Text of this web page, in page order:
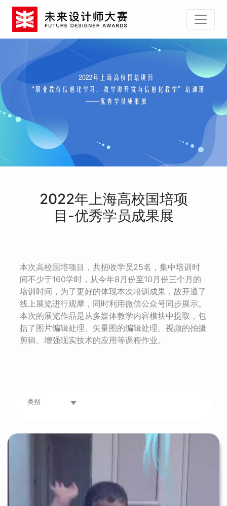
2022年上海高校国培项
目-优秀学员成果展
本次高校国培项目，共招收学员25名，集中培训时
间不少于160学时，从今年8月份至10月份三个月的
培训时间，为了更好的体现本次培训成果，故开通了
线上展览进行观摩，同时利用微信公众号同步展示。
本次的展览作品是从多媒体教学内容模块中提取，包
括了图片编辑处理、矢量图的编辑处理、视频的拍摄
剪辑、增强现实技术的应用等课程作业。
所属类别：
类别